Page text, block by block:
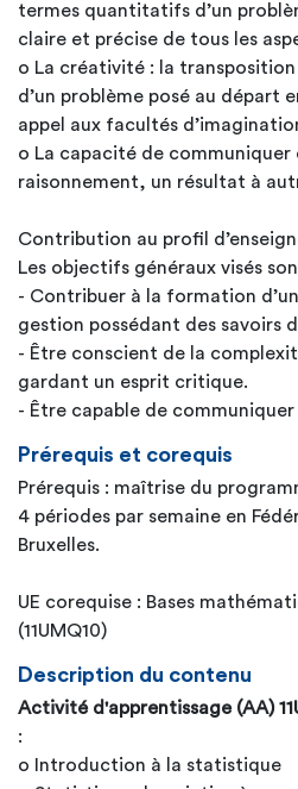
termes quantitatifs d’un
claire et précise de tous les
o La créativité : la
d’un problème posé au départ en
appel aux facultés
o La capacité de
raisonnement, un résultat à
Contribution au profil
Les objectifs généraux visés
- Contribuer à la formation
gestion possédant des savoirs
- Être conscient de la
gardant un esprit critique.
- Être capable de
Prérequis et corequis
Prérequis : maîtrise du
4 périodes par semaine en
Bruxelles.
UE corequise : Bases
(11UMQ10)
Description du contenu
Activité d'apprentissage (AA)
:
o Introduction à la statistique